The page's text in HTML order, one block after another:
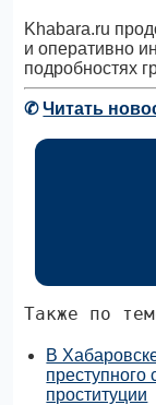
Khabara.ru
и оперативно
подробностях
✆Читать
Также по
В
преступного
проституции